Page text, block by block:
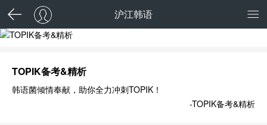
沪江韩语
TOPIK备考&精析
TOPIK备考&精析
韩语菌倾情奉献，助你全力冲刺TOPIK！
-TOPIK备考&精析